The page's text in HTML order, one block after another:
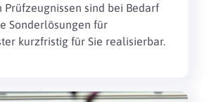
sind bei Bedarf
Sonderlösungen für
kurzfristig für Sie realisierbar.